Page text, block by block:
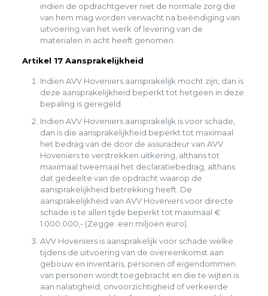
indien de opdrachtgever niet de normale zorg die
van hem mag worden verwacht na beëindiging van
uitvoering van het werk of levering van de
materialen in acht heeft genomen.
Artikel 17 Aansprakelijkheid
Indien AVV Hoveniers aansprakelijk mocht zijn, dan is
deze aansprakelijkheid beperkt tot hetgeen in deze
bepaling is geregeld.
Indien AVV Hoveniers aansprakelijk is voor schade,
dan is die aansprakelijkheid beperkt tot maximaal
het bedrag van de door de assuradeur van AVV
Hoveniers te verstrekken uitkering, althans tot
maximaal tweemaal het declaratiebedrag, althans
dat gedeelte van de opdracht waarop de
aansprakelijkheid betrekking heeft. De
aansprakelijkheid van AVV Hoveniers voor directe
schade is te allen tijde beperkt tot maximaal €
1.000.000,- (Zegge: een miljoen euro).
AVV Hoveniers is aansprakelijk voor schade welke
tijdens de uitvoering van de overeenkomst aan
gebouw en inventaris, personen of eigendommen
van personen wordt toegebracht en die te wijten is
aan nalatigheid, onvoorzichtigheid of verkeerde